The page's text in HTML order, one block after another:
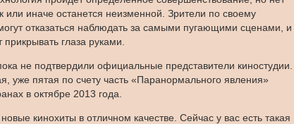
или иначе останется неизменной. Зрители по своему
отказаться наблюдать за самыми пугающими сценами, и
глаза руками.
не подтвердили официальные представители киностудии.
уже пятая по счету часть «Паранормального явления»
в октябре 2013 года.
кинохиты в отличном качестве. Сейчас у вас есть такая